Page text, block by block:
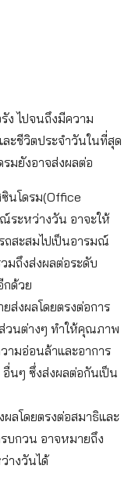
ง ไปจนถึงมีความ
ละชีวิตประจำวันในที่สุด
มยังอาจส่งผลต่อ
นโดรม(Office
ระหว่างวัน อาจะให้
สะสมไปเป็นอารมณ์
มถึงส่งผลต่อระดับ
กด้วย
ส่งผลโดยตรงต่อการ
วนต่างๆ ทำให้คุณภาพ
ามอ่อนล้าและอาการ
นๆ ซึ่งส่งผลต่อกันเป็น
ลโดยตรงต่อสมาธิและ
บกวน อาจหมายถึง
างวันได้